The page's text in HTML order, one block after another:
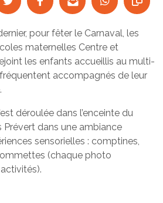
pour fêter le Carnaval, les
maternelles Centre et
les enfants accueillis au multi-
accompagnés de leur
déroulée dans l’enceinte du
dans une ambiance
sensorielles : comptines,
(chaque photo